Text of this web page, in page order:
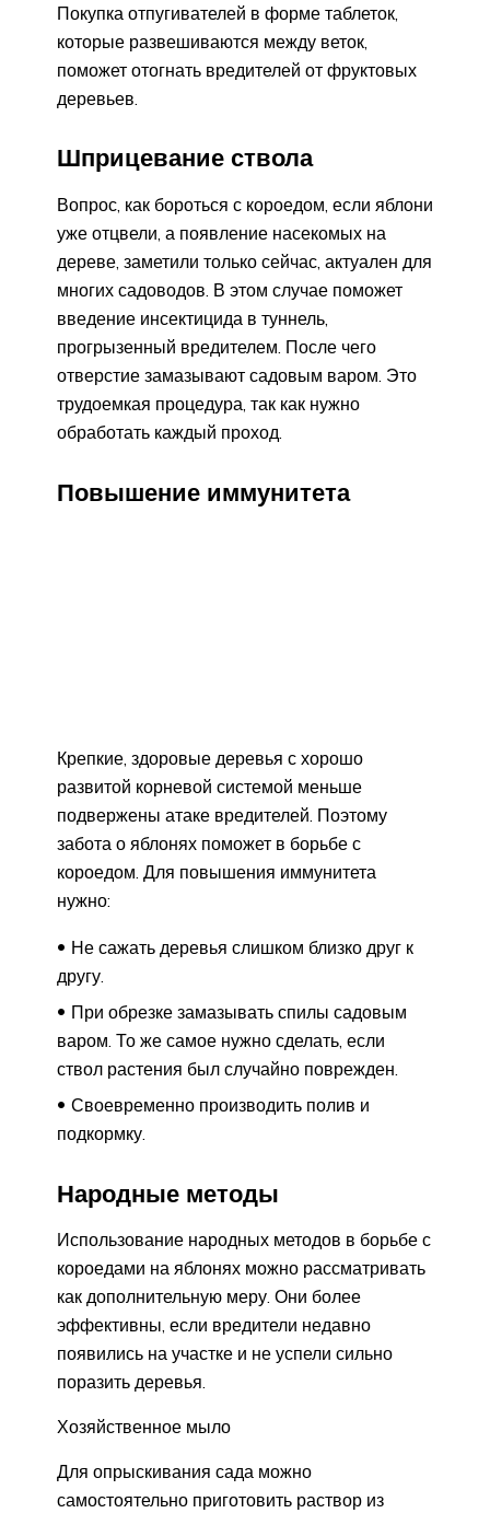
Покупка отпугивателей в форме таблеток,
которые развешиваются между веток,
поможет отогнать вредителей от фруктовых
деревьев.
Шприцевание ствола
Вопрос, как бороться с короедом, если яблони
уже отцвели, а появление насекомых на
дереве, заметили только сейчас, актуален для
многих садоводов. В этом случае поможет
введение инсектицида в туннель,
прогрызенный вредителем. После чего
отверстие замазывают садовым варом. Это
трудоемкая процедура, так как нужно
обработать каждый проход.
Повышение иммунитета
Крепкие, здоровые деревья с хорошо
развитой корневой системой меньше
подвержены атаке вредителей. Поэтому
забота о яблонях поможет в борьбе с
короедом. Для повышения иммунитета
нужно:
Не сажать деревья слишком близко друг к
другу.
При обрезке замазывать спилы садовым
варом. То же самое нужно сделать, если
ствол растения был случайно поврежден.
Своевременно производить полив и
подкормку.
Народные методы
Использование народных методов в борьбе с
короедами на яблонях можно рассматривать
как дополнительную меру. Они более
эффективны, если вредители недавно
появились на участке и не успели сильно
поразить деревья.
Хозяйственное мыло
Для опрыскивания сада можно
самостоятельно приготовить раствор из